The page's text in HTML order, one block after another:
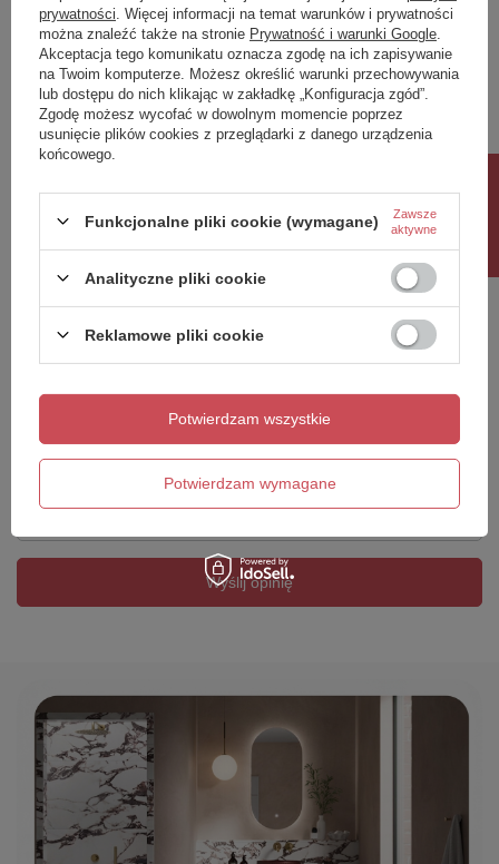
Napisz swoją opinię
Twoja ocena:
5/5
Dodaj własne zdjęcie produktu:
Twoje imię
Wyślij opinię
prywatności . Więcej informacji na temat warunków i prywatności
można znaleźć także na stronie Prywatność i warunki Google
Akceptacja tego komunikatu oznacza zgodę na ich zapisywanie
na Twoim komputerze. Możesz określić warunki przechowywania
lub dostępu do nich klikając w zakładkę „Konfiguracja zgód”.
Zgodę możesz wycofać w dowolnym momencie poprzez
usunięcie plików cookies z przeglądarki z danego urządzenia
końcowego.
Funkcjonalne pliki cookie (wymagane)
Zawsze
aktywne
Analityczne pliki cookie
Reklamowe pliki cookie
Potwierdzam wymagane
Potwierdzam wszystkie